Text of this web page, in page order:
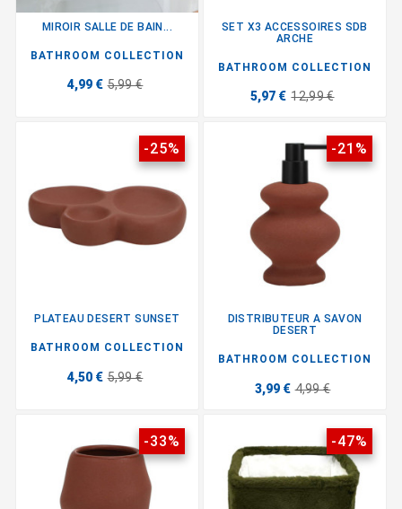
MIROIR SALLE DE BAIN...
BATHROOM COLLECTION
4,99 € 5,99 €
SET X3 ACCESSOIRES SDB
ARCHE
BATHROOM COLLECTION
5,97 € 12,99 €
-25%
PLATEAU DESERT SUNSET
BATHROOM COLLECTION
4,50 € 5,99 €
-21%
DISTRIBUTEUR A SAVON
DESERT
BATHROOM COLLECTION
3,99 € 4,99 €
-33% -47%